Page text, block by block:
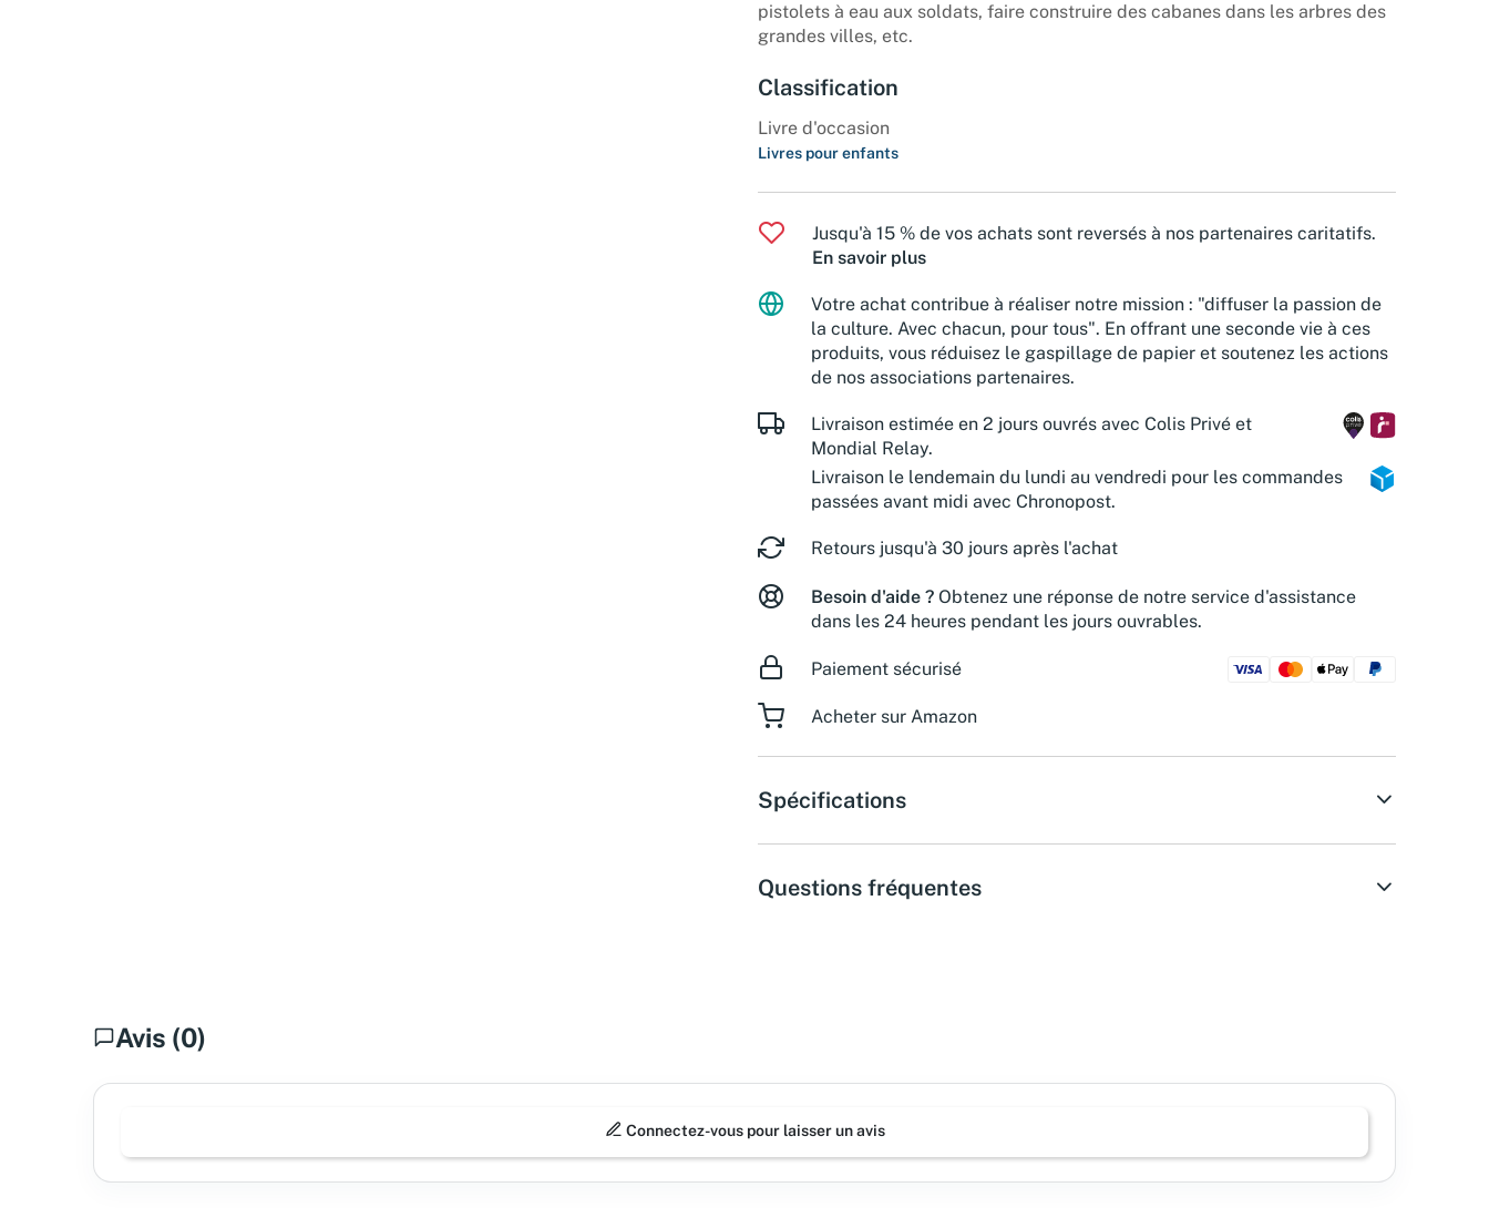
pistolets à eau aux soldats, faire construire des cabanes dans les arbres des
grandes villes, etc.
Classification
Livre d'occasion
Livres pour enfants
Jusqu'à 15 % de vos achats sont reversés à nos partenaires caritatifs.
En savoir plus
Votre achat contribue à réaliser notre mission : "diffuser la passion de
la culture. Avec chacun, pour tous". En offrant une seconde vie à ces
produits, vous réduisez le gaspillage de papier et soutenez les actions
de nos associations partenaires.
Livraison estimée en 2 jours ouvrés avec Colis Privé et
Mondial Relay.
Livraison le lendemain du lundi au vendredi pour les commandes
passées avant midi avec Chronopost.
Retours jusqu'à 30 jours après l'achat
Besoin d'aide ? Obtenez une réponse de notre service d'assistance
dans les 24 heures pendant les jours ouvrables.
Paiement sécurisé
Acheter sur Amazon
Spécifications
Questions fréquentes
Avis (0)
Connectez-vous pour laisser un avis